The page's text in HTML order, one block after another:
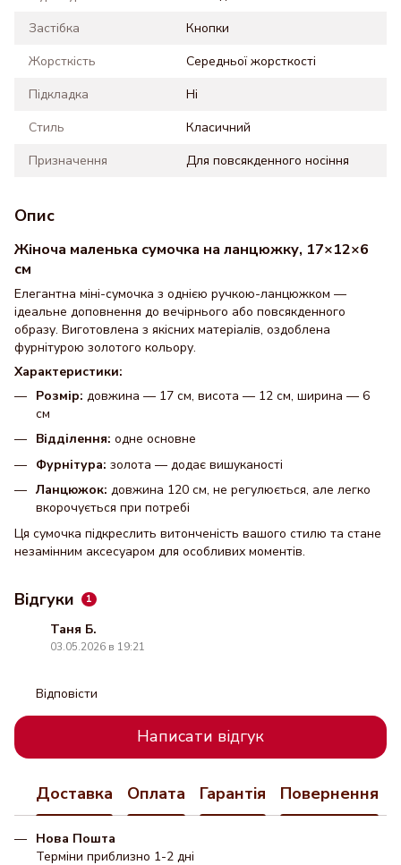
Застібка
Кнопки
Жорсткість
Середньої жорсткості
Підкладка
Ні
Стиль
Класичний
Призначення
Для повсякденного носіння
Опис
Жіноча маленька сумочка на ланцюжку, 17×12×6
см
Елегантна міні-сумочка з однією ручкою-ланцюжком —
ідеальне доповнення до вечірнього або повсякденного
образу. Виготовлена з якісних матеріалів, оздоблена
фурнітурою золотого кольору.
Характеристики:
Розмір: довжина — 17 см, висота — 12 см, ширина — 6
см
Відділення: одне основне
Фурнітура: золота — додає вишуканості
Ланцюжок: довжина 120 см, не регулюється, але легко
вкорочується при потребі
Ця сумочка підкреслить витонченість вашого стилю та стане
незамінним аксесуаром для особливих моментів.
Відгуки 1
Таня Б.
03.05.2026 в 19:21
Відповісти
Написати відгук
Доставка Оплата Гарантія Повернення
Нова Пошта
Терміни приблизно 1-2 дні